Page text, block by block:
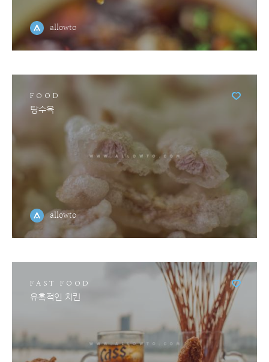
allowto
FOOD
탕수육
allowto
FAST FOOD
유혹적인 치킨